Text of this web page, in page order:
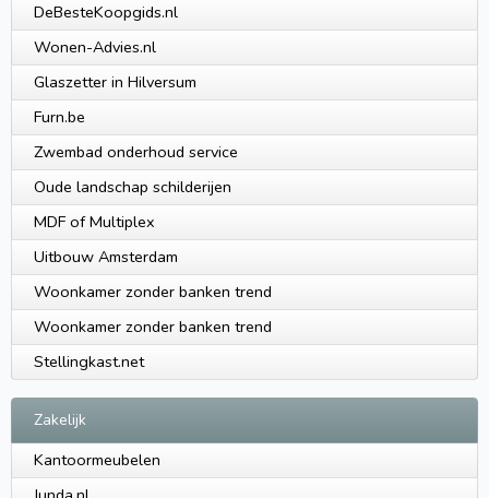
DeBesteKoopgids.nl
Wonen-Advies.nl
Glaszetter in Hilversum
Furn.be
Zwembad onderhoud service
Oude landschap schilderijen
MDF of Multiplex
Uitbouw Amsterdam
Woonkamer zonder banken trend
Woonkamer zonder banken trend
Stellingkast.net
Zakelijk
Kantoormeubelen